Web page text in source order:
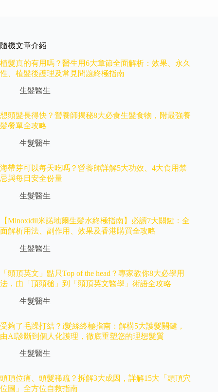
隨機文章介紹
植髮真的有用嗎？醫生用6大章節全面解析：效果、永久
性、植髮後護理及常見問題終極指南
生髮醫生
想頭髮長得快？營養師揭秘8大必食生髮食物，附最強養
髮餐單全攻略
生髮醫生
海帶芽可以每天吃嗎？營養師詳解5大功效、4大食用禁
忌與每日安全份量
生髮醫生
【Minoxidil米諾地爾生髮水終極指南】必讀7大關鍵：全
面解析用法、副作用、效果及香港購買全攻略
生髮醫生
「頭頂英文」點只Top of the head？專家教你8大必學用
法，由「頂頭槌」到「頭頂英文醫學」術語全攻略
生髮醫生
受夠了毛躁打結？i髮絲終極指南：解構5大護髮關鍵，
由AI診斷到個人化護理，徹底重塑您的理想髮質
生髮醫生
頭頂位痛、頭髮稀疏？拆解3大成因，詳解15大「頭頂穴
位圖」全方位自救指南